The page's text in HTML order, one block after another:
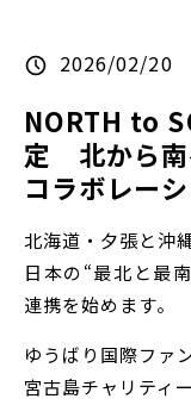
2026/02/20
NORTH to
定 北から南
コラボレー
北海道・夕張と沖
日本の“最北と最
連携を始めます。
ゆうばり国際ファ
宮古島チャリティ